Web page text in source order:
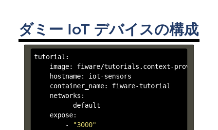
ダミー IoT デバイスの構成
tutorial:
    image: fiware/tutorials.context-provider
    hostname: iot-sensors
    container_name: fiware-tutorial
    networks:
        -
    expose:
        -
"3000"